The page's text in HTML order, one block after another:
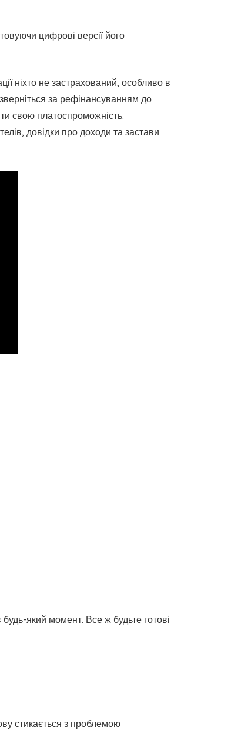
цифрові версії його
ніхто не застрахований, особливо в
за рефінансуванням до
свою платоспроможність.
довідки про доходи та застави
який момент. Все ж будьте готові
стикається з проблемою